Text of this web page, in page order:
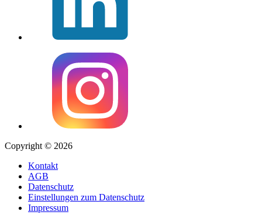
Copyright © 2026
Kontakt
AGB
Datenschutz
Einstellungen zum Datenschutz
Impressum